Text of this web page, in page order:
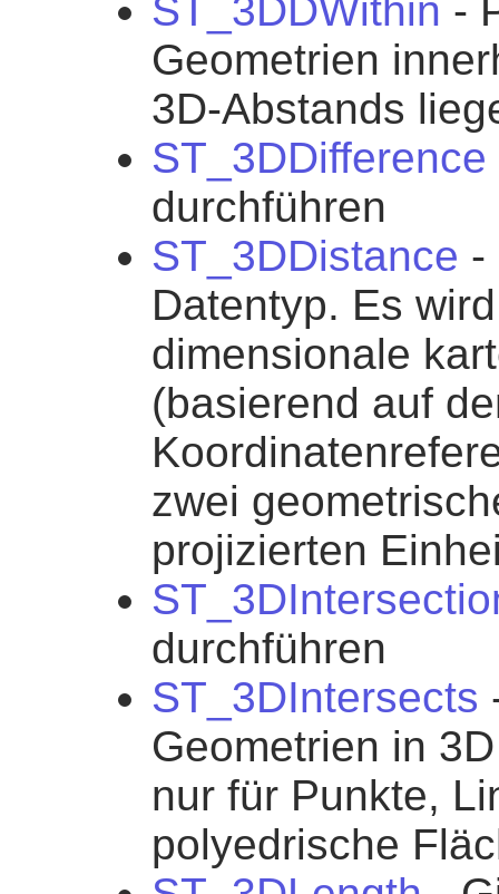
ST_3DDWithin -
Geometrien
3D-Abstands
ST_3DDifference
durchführen
ST_3DDistance -
Datentyp. Es
dimensionale
(basierend auf
zwei
projizierten
durchführen
ST_3DIntersects
Geometrien in
nur für Punkte,
polyedrische